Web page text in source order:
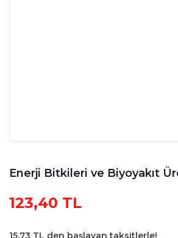
Enerji Bitkileri ve Biyoyakıt
123,40 TL
15,73 TL den başlayan taksitlerle!